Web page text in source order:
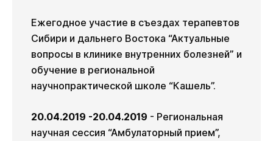
Ежегодное участие в съездах терапевтов
Сибири и дальнего Востока “Актуальные
вопросы в клинике внутренних болезней” и
обучение в региональной
научнопрактической школе “Кашель”.
20.04.2019 -20.04.2019 - Региональная
научная сессия “Амбулаторный прием”,